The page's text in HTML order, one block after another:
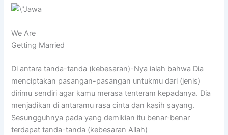
We Are
Getting Married
Di antara tanda-tanda (kebesaran)-Nya ialah bahwa Dia
menciptakan pasangan-pasangan untukmu dari (jenis)
dirimu sendiri agar kamu merasa tenteram kepadanya. Dia
menjadikan di antaramu rasa cinta dan kasih sayang.
Sesungguhnya pada yang demikian itu benar-benar
terdapat tanda-tanda (kebesaran Allah)